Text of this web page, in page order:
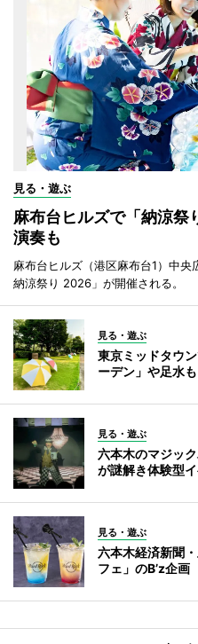
見る・遊ぶ
麻布台ヒルズで「納涼
演奏も
麻布台ヒルズ（港区麻布台1）中
納涼祭り 2026」が開催される。
見る・遊ぶ
東京ミッドタウ
ーデン」や足水も
見る・遊ぶ
六本木のマジッ
が謎解き体験型
見る・遊ぶ
六本木経済新聞
フェ」のB’z企画